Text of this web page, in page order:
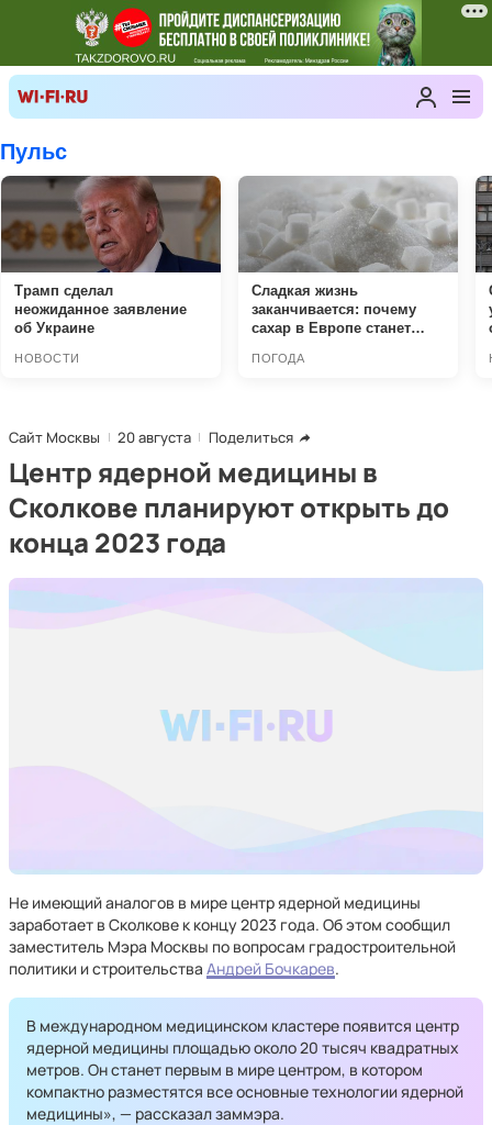
Сайт Москвы 20 августа Поделиться
Центр ядерной медицины в
Сколкове планируют открыть до
конца 2023 года
Не имеющий аналогов в мире центр ядерной медицины
заработает в Сколкове к концу 2023 года. Об этом сообщил
заместитель Мэра Москвы по вопросам градостроительной
политики и строительства Андрей Бочкарев.
В международном медицинском кластере появится центр
ядерной медицины площадью около 20 тысяч квадратных
метров. Он станет первым в мире центром, в котором
компактно разместятся все основные технологии ядерной
медицины», — рассказал заммэра.